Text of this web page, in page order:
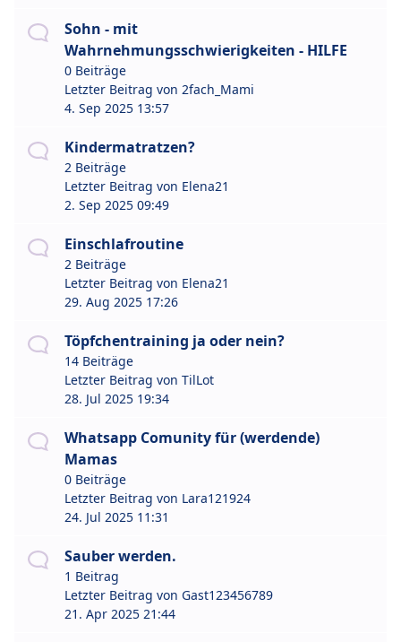
Sohn - mit
Wahrnehmungsschwierigkeiten - HILFE
0 Beiträge
Letzter Beitrag von 2fach_Mami
4. Sep 2025 13:57
Kindermatratzen?
2 Beiträge
Letzter Beitrag von Elena21
2. Sep 2025 09:49
Einschlafroutine
2 Beiträge
Letzter Beitrag von Elena21
29. Aug 2025 17:26
Töpfchentraining ja oder nein?
14 Beiträge
Letzter Beitrag von TilLot
28. Jul 2025 19:34
Whatsapp Comunity für (werdende)
Mamas
0 Beiträge
Letzter Beitrag von Lara121924
24. Jul 2025 11:31
Sauber werden.
1 Beitrag
Letzter Beitrag von Gast123456789
21. Apr 2025 21:44